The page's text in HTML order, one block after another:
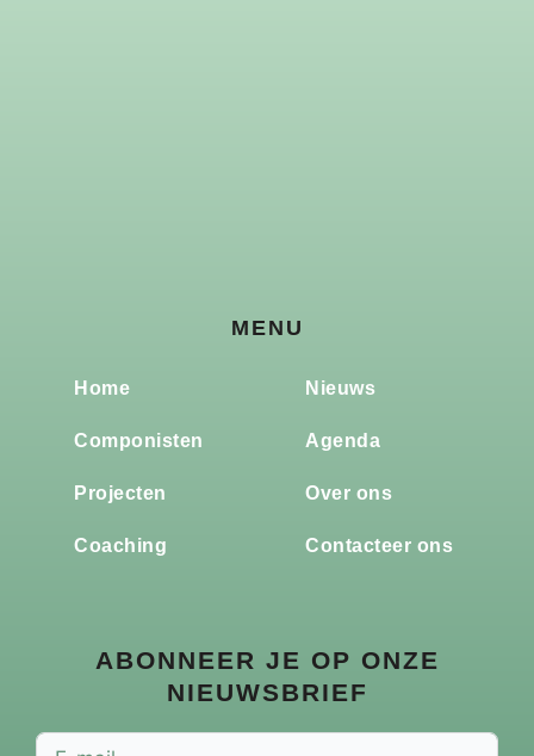
MENU
Home
Componisten
Projecten
Coaching
Nieuws
Agenda
Over ons
Contacteer ons
ABONNEER JE OP ONZE
NIEUWSBRIEF